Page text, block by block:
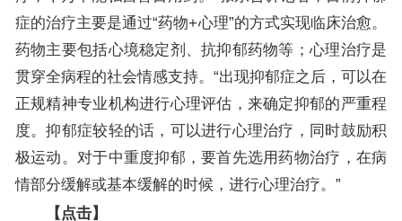
症的治疗主要是通过“药物+心理”的方式实现临床治愈。
药物主要包括心境稳定剂、抗抑郁药物等；心理治疗是
贯穿全病程的社会情感支持。“出现抑郁症之后，可以在
正规精神专业机构进行心理评估，来确定抑郁的严重程
度。抑郁症较轻的话，可以进行心理治疗，同时鼓励积
极运动。对于中重度抑郁，要首先选用药物治疗，在病
情部分缓解或基本缓解的时候，进行心理治疗。”
【点击】